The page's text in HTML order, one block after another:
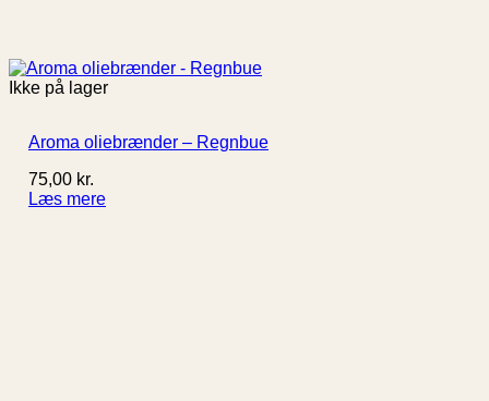
Ikke på lager
Aroma oliebrænder – Regnbue
75,00 kr.
Læs mere